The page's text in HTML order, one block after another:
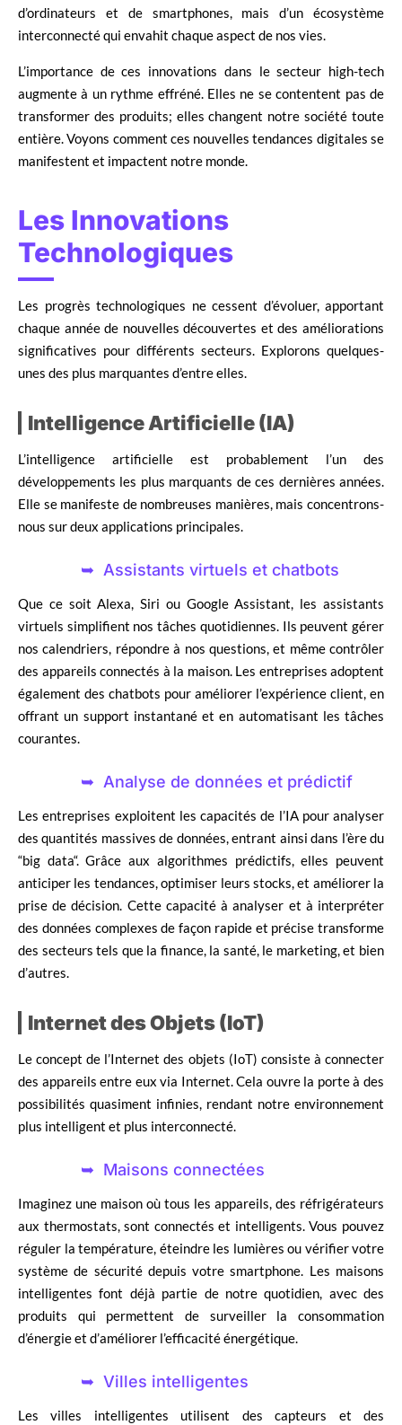
d’ordinateurs et de smartphones, mais d’un écosystème
interconnecté qui envahit chaque aspect de nos vies.
L’importance de ces innovations dans le secteur high-tech
augmente à un rythme effréné. Elles ne se contentent pas de
transformer des produits; elles changent notre société toute
entière. Voyons comment ces nouvelles tendances digitales se
manifestent et impactent notre monde.
Les Innovations
Technologiques
Les progrès technologiques ne cessent d’évoluer, apportant
chaque année de nouvelles découvertes et des améliorations
significatives pour différents secteurs. Explorons quelques-
unes des plus marquantes d’entre elles.
Intelligence Artificielle (IA)
L’intelligence artificielle est probablement l’un des
développements les plus marquants de ces dernières années.
Elle se manifeste de nombreuses manières, mais concentrons-
nous sur deux applications principales.
Assistants virtuels et chatbots
Que ce soit Alexa, Siri ou Google Assistant, les assistants
virtuels simplifient nos tâches quotidiennes. Ils peuvent gérer
nos calendriers, répondre à nos questions, et même contrôler
des appareils connectés à la maison. Les entreprises adoptent
également des chatbots pour améliorer l’expérience client, en
offrant un support instantané et en automatisant les tâches
courantes.
Analyse de données et prédictif
Les entreprises exploitent les capacités de l’IA pour analyser
des quantités massives de données, entrant ainsi dans l’ère du
“big data“. Grâce aux algorithmes prédictifs, elles peuvent
anticiper les tendances, optimiser leurs stocks, et améliorer la
prise de décision. Cette capacité à analyser et à interpréter
des données complexes de façon rapide et précise transforme
des secteurs tels que la finance, la santé, le marketing, et bien
d’autres.
Internet des Objets (IoT)
Le concept de l’Internet des objets (IoT) consiste à connecter
des appareils entre eux via Internet. Cela ouvre la porte à des
possibilités quasiment infinies, rendant notre environnement
plus intelligent et plus interconnecté.
Maisons connectées
Imaginez une maison où tous les appareils, des réfrigérateurs
aux thermostats, sont connectés et intelligents. Vous pouvez
réguler la température, éteindre les lumières ou vérifier votre
système de sécurité depuis votre smartphone. Les maisons
intelligentes font déjà partie de notre quotidien, avec des
produits qui permettent de surveiller la consommation
d’énergie et d’améliorer l’efficacité énergétique.
Villes intelligentes
Les villes intelligentes utilisent des capteurs et des